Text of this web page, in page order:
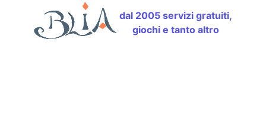
dal 2005 servizi gratuiti,
giochi e tanto altro